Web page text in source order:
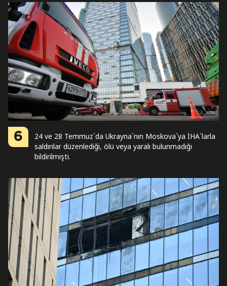
6
24 ve 28 Temmuz`da Ukrayna`nın Moskova`ya İHA`larla
saldırılar düzenlediği, ölü veya yaralı bulunmadığı
bildirilmişti.